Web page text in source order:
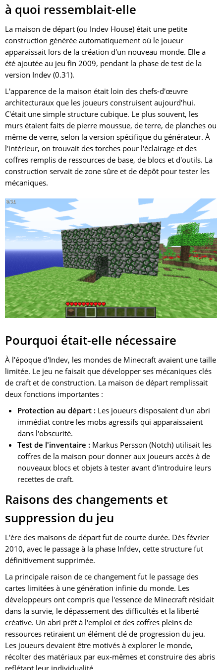
à quoi ressemblait-elle
La maison de départ (ou Indev House) était une petite
construction générée automatiquement où le joueur
apparaissait lors de la création d'un nouveau monde. Elle a
été ajoutée au jeu fin 2009, pendant la phase de test de la
version Indev (0.31).
L'apparence de la maison était loin des chefs-d'œuvre
architecturaux que les joueurs construisent aujourd'hui.
C'était une simple structure cubique. Le plus souvent, les
murs étaient faits de pierre moussue, de terre, de planches ou
même de verre, selon la version spécifique du générateur. À
l'intérieur, on trouvait des torches pour l'éclairage et des
coffres remplis de ressources de base, de blocs et d'outils. La
construction servait de zone sûre et de dépôt pour tester les
mécaniques.
Pourquoi était-elle nécessaire
À l'époque d'Indev, les mondes de Minecraft avaient une taille
limitée. Le jeu ne faisait que développer ses mécaniques clés
de craft et de construction. La maison de départ remplissait
deux fonctions importantes :
Protection au départ : Les joueurs disposaient d'un abri
immédiat contre les mobs agressifs qui apparaissaient
dans l'obscurité.
Test de l'inventaire : Markus Persson (Notch) utilisait les
coffres de la maison pour donner aux joueurs accès à de
nouveaux blocs et objets à tester avant d'introduire leurs
recettes de craft.
Raisons des changements et
suppression du jeu
L'ère des maisons de départ fut de courte durée. Dès février
2010, avec le passage à la phase Infdev, cette structure fut
définitivement supprimée.
La principale raison de ce changement fut le passage des
cartes limitées à une génération infinie du monde. Les
développeurs ont compris que l'essence de Minecraft résidait
dans la survie, le dépassement des difficultés et la liberté
créative. Un abri prêt à l'emploi et des coffres pleins de
ressources retiraient un élément clé de progression du jeu.
Les joueurs devaient être motivés à explorer le monde,
récolter des matériaux par eux-mêmes et construire des abris